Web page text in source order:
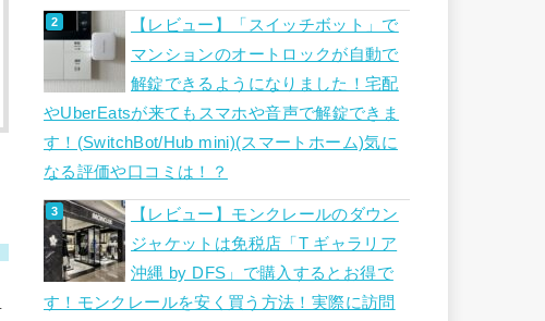
【レビュー】「スイッチボット」で
マンションのオートロックが自動で
解錠できるようになりました！宅配
やUberEatsが来てもスマホや音声で解錠できま
す！(SwitchBot/Hub mini)(スマートホーム)気に
なる評価や口コミは！？
【レビュー】モンクレールのダウン
ジャケットは免税店「T ギャラリア
沖縄 by DFS」で購入するとお得で
す！モンクレールを安く買う方法！実際に訪問